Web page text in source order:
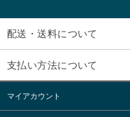
配送・送料について
支払い方法について
マイアカウント